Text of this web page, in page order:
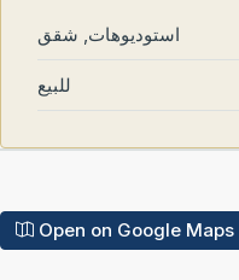
استوديوهات, شقق
للبيع
Open on Google Maps